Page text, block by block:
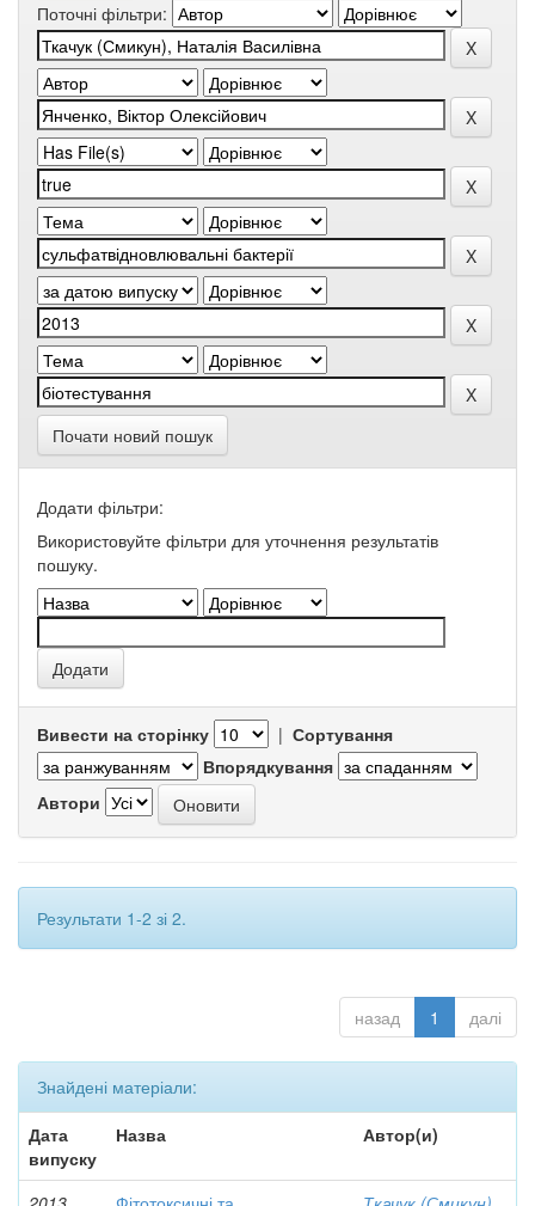
Поточні фільтри:
Почати новий пошук
Додати фільтри:
Використовуйте фільтри для уточнення результатів
пошуку.
Вивести на сторінку | Сортування
Впорядкування
Автори
Результати 1-2 зі 2.
назад 1 далі
Знайдені матеріали:
Дата
випуску
Назва Автор(и)